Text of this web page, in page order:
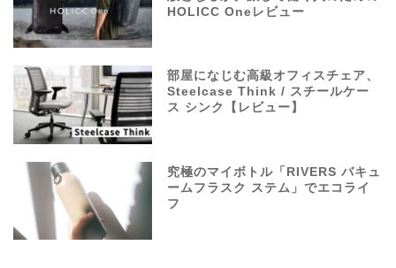
HOLICC Oneレビュー
部屋になじむ高級オフィスチェア、
Steelcase Think / スチールケー
ス シンク【レビュー】
究極のマイボトル「RIVERS バキュ
ームフラスク ステム」でエコライ
フ